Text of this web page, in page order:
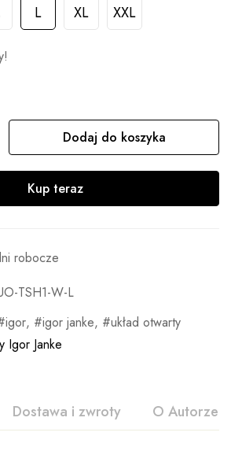
L XL XXL
Dodaj do koszyka
Kup teraz
robocze
TSH1-W-L
igor, igor janke,
układ otwarty
Igor Janke
Dostawa i zwroty O Autorze